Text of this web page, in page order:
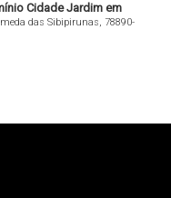
Cidade Jardim em
das Sibipirunas, 78890-